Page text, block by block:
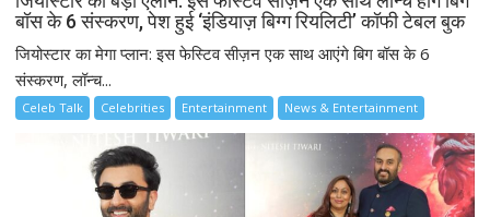
बॉस के 6 संस्करण, पेश हुई ‘इंडियाज़ बिग्ग रियलिटी’ कॉफी टेबल बुक
जियोस्टार का मेगा प्लान: इस फेस्टिव सीज़न एक साथ आएंगे बिग बॉस के 6
संस्करण, लॉन्च...
Celeb Talk Celebrities Entertainment News & Entertainment